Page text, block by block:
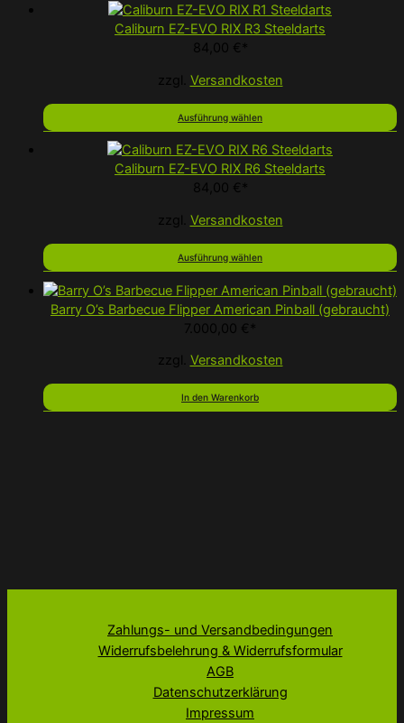
Caliburn EZ-EVO RIX R3 Steeldarts
84,00 € *
zzgl. Versandkosten
Ausführung wählen
Caliburn EZ-EVO RIX R6 Steeldarts
84,00 € *
zzgl. Versandkosten
Ausführung wählen
Barry O’s Barbecue Flipper American Pinball (gebraucht)
7.000,00 € *
zzgl. Versandkosten
In den Warenkorb
Zahlungs- und Versandbedingungen
Widerrufsbelehrung & Widerrufsformular
AGB
Datenschutzerklärung
Impressum